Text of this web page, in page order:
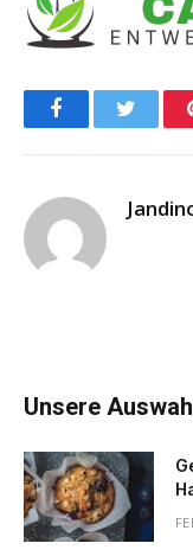
Facebook
Unsere